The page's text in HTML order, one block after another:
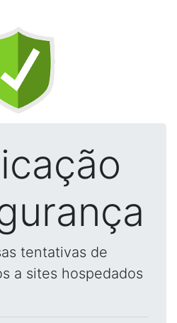
tentativas de
a sites hospedados